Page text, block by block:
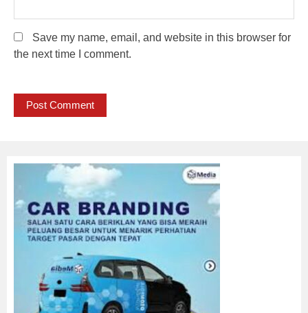
Save my name, email, and website in this browser for
the next time I comment.